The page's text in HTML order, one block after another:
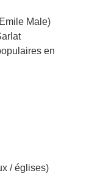
Male)
en
/ églises)